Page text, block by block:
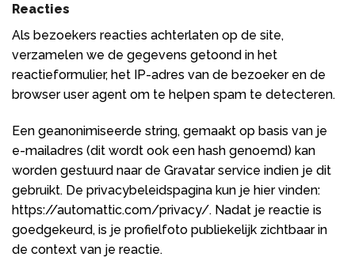
Reacties
Als bezoekers reacties achterlaten op de site,
verzamelen we de gegevens getoond in het
reactieformulier, het IP-adres van de bezoeker en de
browser user agent om te helpen spam te detecteren.
Een geanonimiseerde string, gemaakt op basis van je
e-mailadres (dit wordt ook een hash genoemd) kan
worden gestuurd naar de Gravatar service indien je dit
gebruikt. De privacybeleidspagina kun je hier vinden:
https://automattic.com/privacy/. Nadat je reactie is
goedgekeurd, is je profielfoto publiekelijk zichtbaar in
de context van je reactie.